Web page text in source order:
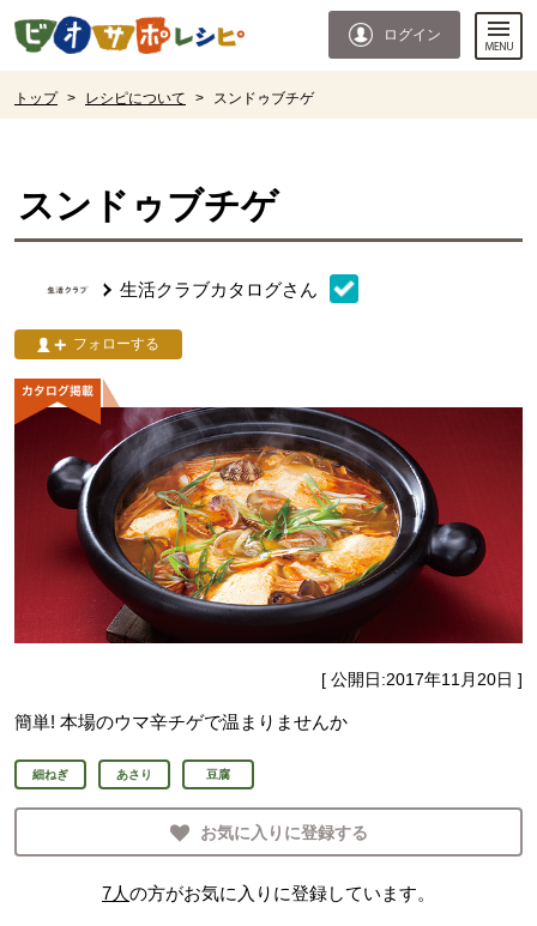
ページの先頭です。
ログイン
トップ > レシピについて > スンドゥブチゲ
スンドゥブチゲ
生活クラブカタログさん
フォローする
[ 公開日:2017年11月20日 ]
簡単! 本場のウマ辛チゲで温まりませんか
細ねぎ あさり 豆腐
お気に入りに登録する
7人の方がお気に入りに登録しています。